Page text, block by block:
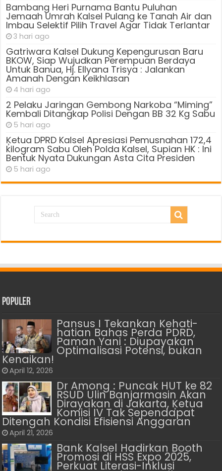
Bambang Heri Purnama Bantu Puluhan
Jemaah Umrah Kalsel Pulang ke Tanah Air dan
Imbau Selektif Pilih Travel Agar Tidak Terlantar
3 hari ago
Gatriwara Kalsel Dukung Kepengurusan Baru
BKOW, Siap Wujudkan Perempuan Berdaya
Untuk Banua, Hj. Ellyana Trisya : Jalankan
Amanah Dengan Keikhlasan
4 hari ago
2 Pelaku Jaringan Gembong Narkoba “Miming”
Kembali Ditangkap Polisi Dengan BB 32 Kg Sabu
5 hari ago
Ķetua DPRD Kalsel Apresiasi Pemusnahan 172,4
kilogram Sabu Oleh Polda Kalsel, Supian HK : Ini
Bentuk Nyata Dukungan Asta Cita Presiden
5 hari ago
Populer
Pansus I Tekankan Kehati-
hatian Bahas Perda PDRD,
Paman Yani : Diupayakan
Optimalisasi Potensi, bukan
Kenaikan!
April 12, 2026
Dr Among : Puncak HUT ke 82
RSUD Ulin Banjarmasin Akan
Dirayakan di Jakarta, Ķetua
Komisi IV Tak Sependapat
Ditengah Kondisi Efisiensi Anggaran
April 21, 2026
Bank Kalsel Hadirkan Booth
Promosi di HSS Expo 2025,
Perkuat Literasi-Inklusi